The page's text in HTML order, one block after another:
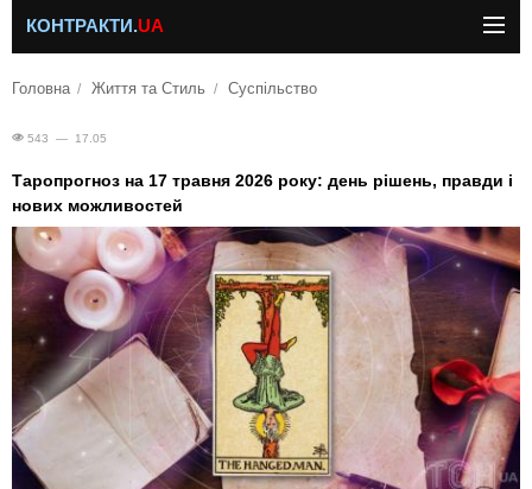
КОНТРАКТИ.UA
Головна Життя та Стиль Суспільство
543 — 17.05
Таропрогноз на 17 травня 2026 року: день рішень, правди і
нових можливостей